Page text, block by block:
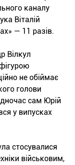
каналу
Віталій
— 11 разів.
Вілкул
не обіймає
голови
сам Юрій
у випусках
стосувалися
військовим,